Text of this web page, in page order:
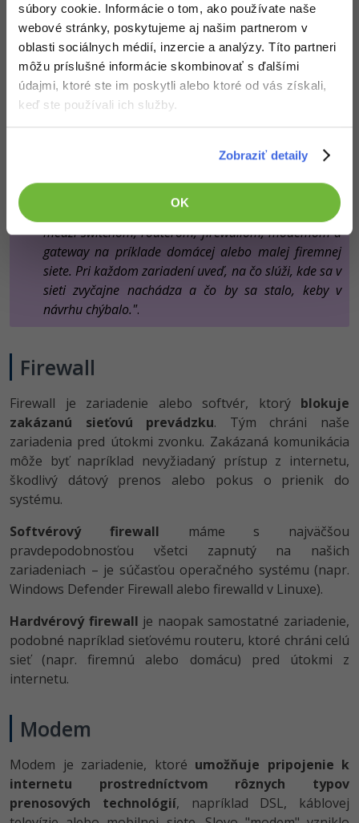
súbory cookie. Informácie o tom, ako používate naše
webové stránky, poskytujeme aj našim partnerom v
oblasti sociálnych médií, inzercie a analýzy. Títo partneri
môžu príslušné informácie skombinovať s ďalšími
údajmi, ktoré ste im poskytli alebo ktoré od vás získali,
keď ste používali ich služby.
Zobraziť detaily
OK
Router zabezpečujesmerovanie dátmedzi našou
lokálnou sieťou a ďalšími sieťami, najčastejšie
internetom. V domácnostiach sú tieto funkcie často
súčasťou jedného kombinovaného zariadenia, ktoré v
sieťovými zariadeniami môžeme využiť AI.
Zadáme napríklad prompt:
"Vysvetli mi rozdiel
medzi switchom, routerom, firewallom, modemom a
gateway na príklade domácej alebo malej firemnej
siete. Pri každom zariadení uveď, na čo slúži, kde sa v
sieti zvyčajne nachádza a čo by sa stalo, keby v
návrhu chýbalo.".
Firewall
Firewall je zariadenie alebo softvér, ktorý blokuje
zakázanú sieťovú prevádzku. Tým chráni naše
zariadenia pred útokmi zvonku. Zakázaná komunikácia
môže byť napríklad nevyžiadaný prístup z internetu,
škodlivý dátový prenos alebo pokus o prienik do
systému.
Softvérový firewall máme s najväčšou
pravdepodobnosťou všetci zapnutý na našich
zariadeniach – je súčasťou operačného systému (napr.
Windows Defender Firewall alebo firewalld v Linuxe).
Hardvérový firewall je naopak samostatné zariadenie,
podobné napríklad sieťovému routeru, ktoré chráni celú
sieť (napr. firemnú alebo domácu) pred útokmi z
internetu.
Modem
Modem je zariadenie, ktoré umožňuje pripojenie k
internetu prostredníctvom rôznych typov
prenosových technológií, napríklad DSL, káblovej